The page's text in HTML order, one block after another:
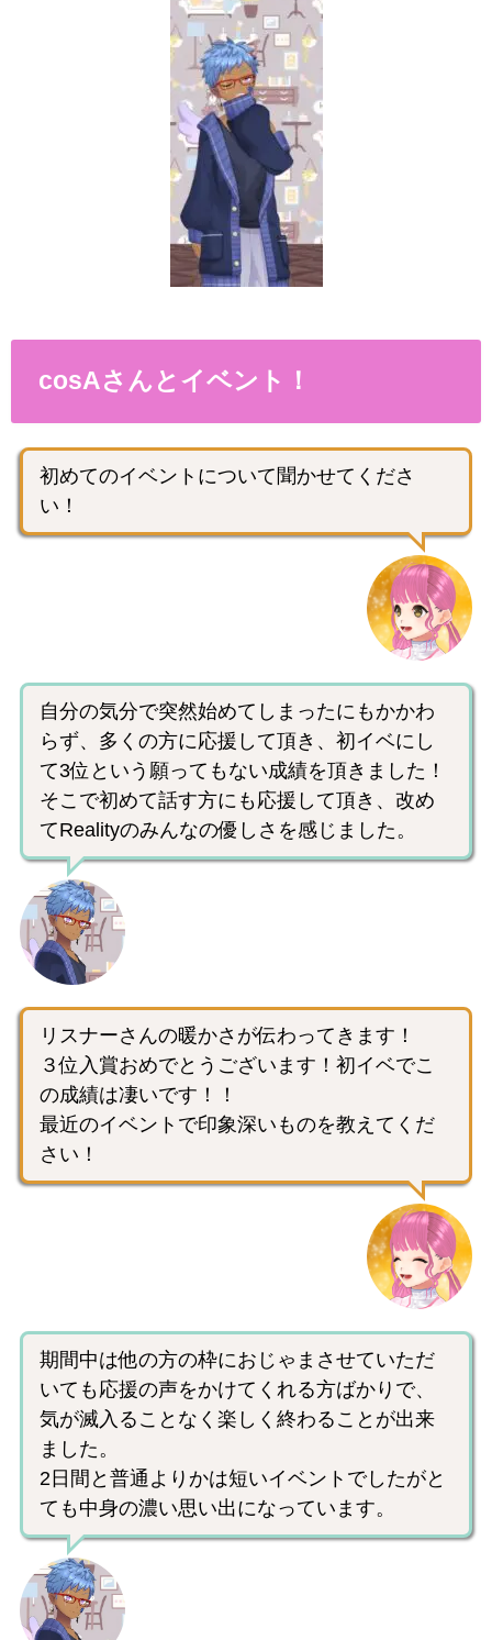
cosAさんとイベント！
初めてのイベントについて聞かせてくださ
い！
自分の気分で突然始めてしまったにもかかわ
らず、多くの方に応援して頂き、初イベにし
て3位という願ってもない成績を頂きました！
そこで初めて話す方にも応援して頂き、改め
てRealityのみんなの優しさを感じました。
リスナーさんの暖かさが伝わってきます！
３位入賞おめでとうございます！初イベでこ
の成績は凄いです！！
最近のイベントで印象深いものを教えてくだ
さい！
期間中は他の方の枠におじゃまさせていただ
いても応援の声をかけてくれる方ばかりで、
気が滅入ることなく楽しく終わることが出来
ました。
2日間と普通よりかは短いイベントでしたがと
ても中身の濃い思い出になっています。